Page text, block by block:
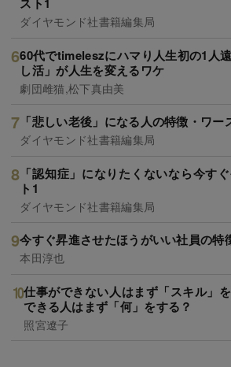
ダイヤモンド社書籍編集局
60代でtimeleszにハマり人生初の1人
し活」が人生を変えるワケ
劇団雌猫,松下真由美
「悲しい老後」になる人の特徴・ワー
ダイヤモンド社書籍編集局
「認知症」になりたくないなら今す
ト1
ダイヤモンド社書籍編集局
今すぐ昇進させたほうがいい社員の特
本田淳也
仕事ができない人はまず「スキル」
できる人はまず「何」をする？
照宮遼子